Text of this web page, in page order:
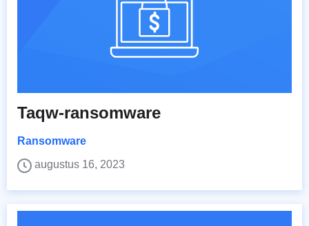
Taqw-ransomware
Ransomware
augustus 16, 2023